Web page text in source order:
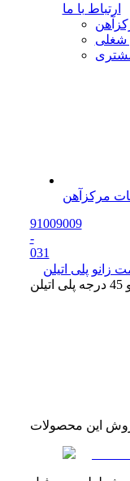
ارتباط با ما
مرکزآهن
91009009
-
031
زانو پلی اتیلن
این محصولات